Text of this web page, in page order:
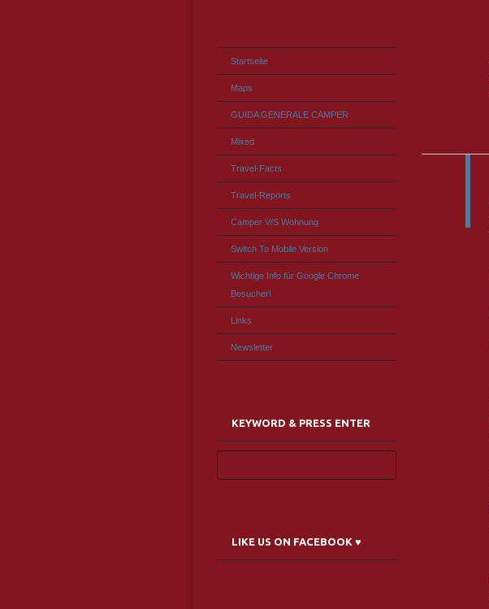
Startseite
Maps
GUIDA GENERALE CAMPER
Mixed
Travel-Facts
Travel-Reports
Camper V/S Wohnung
Switch To Mobile Version
Wichtige Info für Google Chrome
Besucher!
Links
Newsletter
KEYWORD & PRESS ENTER
LIKE US ON FACEBOOK ♥